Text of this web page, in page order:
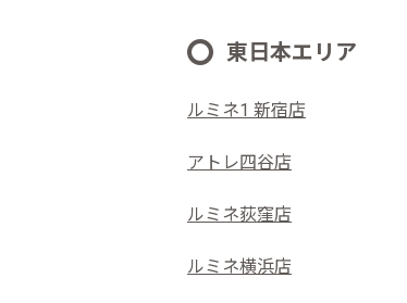
東日本エリア
ルミネ1 新宿店
アトレ四谷店
ルミネ荻窪店
ルミネ横浜店